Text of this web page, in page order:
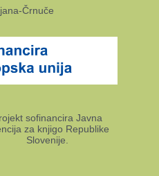
Črnuče
sofinancira Javna
za knjigo Republike
Slovenije.